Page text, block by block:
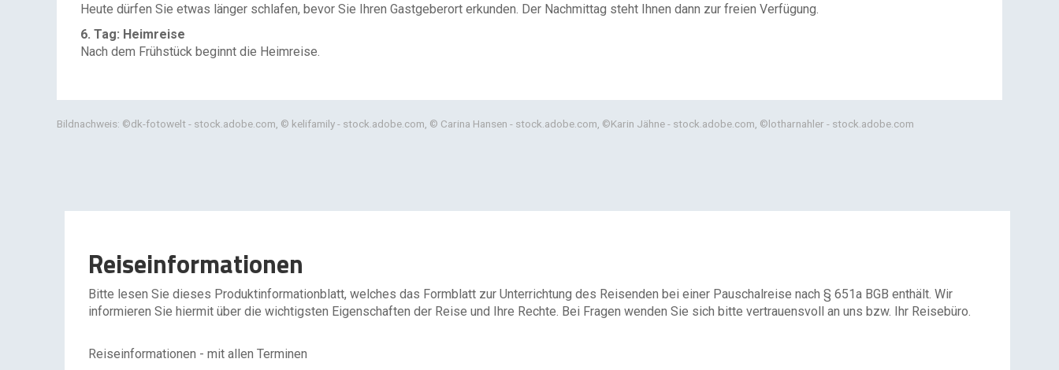
Heute dürfen Sie etwas länger schlafen, bevor Sie Ihren Gastgeberort erkunden. Der Nachmittag steht Ihnen dann zur freien Verfügung.
6. Tag: Heimreise
Nach dem Frühstück beginnt die Heimreise.
Bildnachweis: ©dk-fotowelt - stock.adobe.com, © kelifamily - stock.adobe.com, © Carina Hansen - stock.adobe.com, ©Karin Jähne - stock.adobe.com, ©lotharnahler - stock.adobe.com
Reiseinformationen
Bitte lesen Sie dieses Produktinformationblatt, welches das Formblatt zur Unterrichtung des Reisenden bei einer Pauschalreise nach § 651a BGB enthält. Wir
informieren Sie hiermit über die wichtigsten Eigenschaften der Reise und Ihre Rechte. Bei Fragen wenden Sie sich bitte vertrauensvoll an uns bzw. Ihr Reisebüro.
Reiseinformationen - mit allen Terminen